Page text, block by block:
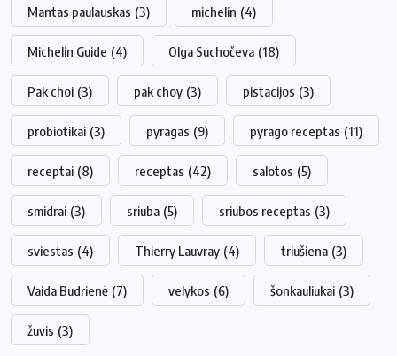
Mantas paulauskas (3) michelin (4)
Michelin Guide (4) Olga Suchočeva (18)
Pak choi (3) pak choy (3) pistacijos (3)
probiotikai (3) pyragas (9) pyrago receptas (11)
receptai (8) receptas (42) salotos (5)
smidrai (3) sriuba (5) sriubos receptas (3)
sviestas (4) Thierry Lauvray (4) triušiena (3)
Vaida Budrienė (7) velykos (6) šonkauliukai (3)
žuvis (3)